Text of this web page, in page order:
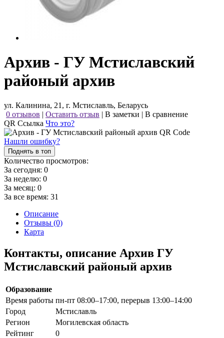
Архив - ГУ Мстиславский
районый архив
ул. Калинина, 21, г. Мстиславль, Беларусь
0 отзывов | Оставить отзыв | В заметки | В сравнение
QR Ссылка Что это?
Нашли ошибку?
Поднять в топ
Количество просмотров:
За сегодня: 0
За неделю: 0
За месяц: 0
За все время: 31
Описание
Отзывы (0)
Карта
Контакты, описание Архив ГУ
Мстиславский районый архив
Образование
Время работы пн-пт 08:00–17:00, перерыв 13:00–14:00
Город
Мстиславль
Регион
Могилевская область
Рейтинг
0